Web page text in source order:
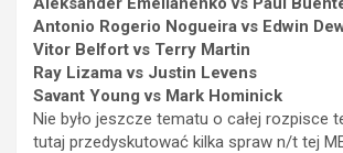
Antonio Rogerio Nogueira vs Edwin
Vitor Belfort vs Terry Martin
Ray Lizama vs Justin Levens
Savant Young vs Mark Hominick
Nie było jeszcze tematu o całej rozpisce
tutaj przedyskutować kilka spraw n/t tej